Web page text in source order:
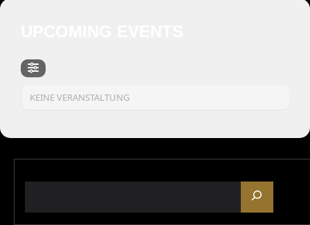
KEINE VERANSTALTUNG
Suchen